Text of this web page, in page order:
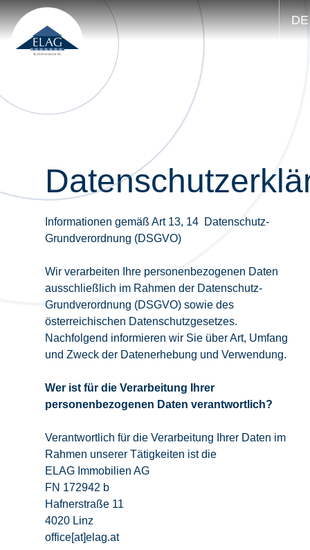
DE
Informationen gemäß Art 13, 14 Datenschutz-
Grundverordnung (DSGVO)
Wir verarbeiten Ihre personenbezogenen Daten
ausschließlich im Rahmen der Datenschutz-
Grundverordnung (DSGVO) sowie des
österreichischen Datenschutzgesetzes.
Nachfolgend informieren wir Sie über Art, Umfang
und Zweck der Datenerhebung und Verwendung.
Wer ist für die Verarbeitung Ihrer
personenbezogenen Daten verantwortlich?
Verantwortlich für die Verarbeitung Ihrer Daten im
Rahmen unserer Tätigkeiten ist die
ELAG Immobilien AG
FN 172942 b
Hafnerstraße 11
4020 Linz
office[at]elag.at